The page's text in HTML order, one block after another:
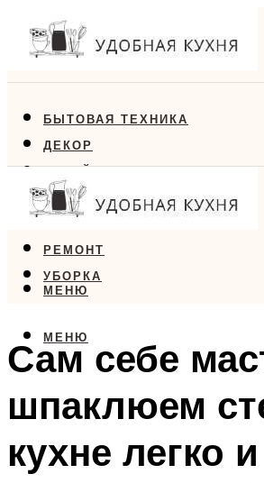
БЫТОВАЯ ТЕХНИКА
ДЕКОР
ДИЗАЙН
ЕДА
РЕМОНТ
УБОРКА
МЕНЮ
МЕНЮ
Сам себе
шпаклюем
кухне легко и